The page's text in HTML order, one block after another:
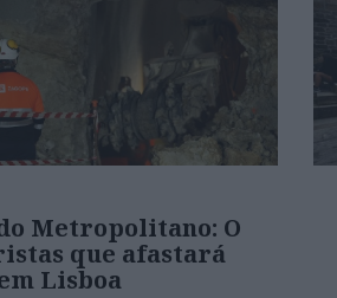
Metropolitano: O
que afastará
Lisboa